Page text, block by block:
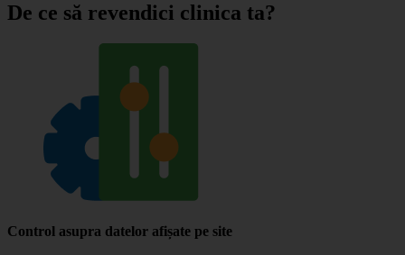
De ce să revendici clinica ta?
Control asupra datelor afișate pe site